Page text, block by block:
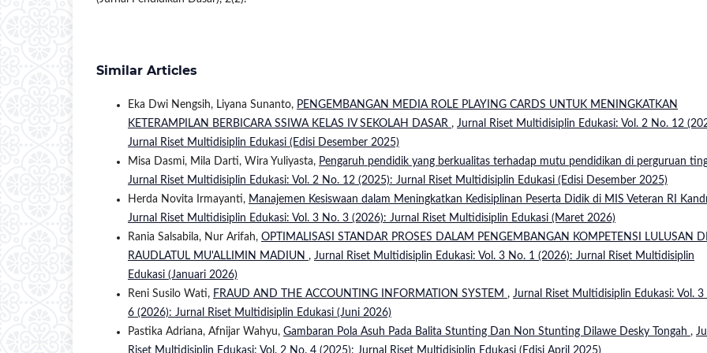
Similar Articles
Eka Dwi Nengsih, Liyana Sunanto, PENGEMBANGAN MEDIA ROLE PLAYING CARDS UNTUK MENINGKATKAN
KETERAMPILAN BERBICARA SSIWA KELAS IV SEKOLAH DASAR , Jurnal Riset Multidisiplin Edukasi: Vol. 2 No. 12
Jurnal Riset Multidisiplin Edukasi (Edisi Desember 2025)
Misa Dasmi, Mila Darti, Wira Yuliyasta, Pengaruh pendidik yang berkualitas terhadap mutu pendidikan di perguruan
Jurnal Riset Multidisiplin Edukasi: Vol. 2 No. 12 (2025): Jurnal Riset Multidisiplin Edukasi (Edisi Desember 2025)
Herda Novita Irmayanti, Manajemen Kesiswaan dalam Meningkatkan Kedisiplinan Peserta Didik di MIS Veteran RI
Jurnal Riset Multidisiplin Edukasi: Vol. 3 No. 3 (2026): Jurnal Riset Multidisiplin Edukasi (Maret 2026)
Rania Salsabila, Nur Arifah, OPTIMALISASI STANDAR PROSES DALAM PENGEMBANGAN KOMPETENSI LULUSAN
RAUDLATUL MU'ALLIMIN MADIUN , Jurnal Riset Multidisiplin Edukasi: Vol. 3 No. 1 (2026): Jurnal Riset Multidisiplin
Edukasi (Januari 2026)
Reni Susilo Wati, FRAUD AND THE ACCOUNTING INFORMATION SYSTEM , Jurnal Riset Multidisiplin Edukasi: Vol. 3
6 (2026): Jurnal Riset Multidisiplin Edukasi (Juni 2026)
Pastika Adriana, Afnijar Wahyu, Gambaran Pola Asuh Pada Balita Stunting Dan Non Stunting Dilawe Desky Tongah ,
Riset Multidisiplin Edukasi: Vol. 2 No. 4 (2025): Jurnal Riset Multidisiplin Edukasi (Edisi April 2025)